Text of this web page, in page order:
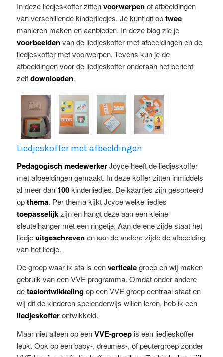
In deze liedjeskoffer zittenvoorwerpenof afbeeldingen
van verschillende kinderliedjes. Je kunt dit optwee
manieren maken en aanbieden. In deze blog zie je
voorbeeldenvan de liedjeskoffer met afbeeldingen en de
liedjeskoffer met voorwerpen. Tevens kun je de
afbeeldingen voor de liedjeskoffer onderaan het bericht
zelfdownloaden.
Liedjeskoffer met afbeeldingen
Pedagogisch medewerkerJoyce heeft de liedjeskoffer
met afbeeldingen gemaakt. In deze koffer zitten inmiddels
al meer dan 100kinderliedjes. De kaartjes zijn gesorteerd
opthema. Per thema kijkt Joyce welke liedjes
toepasselijkzijn en hangt deze aan een kleine
sleutelhanger met een ringetje. Aan de ene zijde staat het
liedjeuitgeschrevenen aan de andere zijde de afbeelding
van het liedje.
De groep waar ik sta is eenverticalegroep en wij maken
gebruik van een VVE programma. Omdat onder andere
detaalontwikkelingop een VVE groep centraal staat en
wij dit de kinderen spelenderwijs willen leren, heb ik een
liedjeskofferontwikkeld.
Maar niet alleen op eenVVE-groepis een liedjeskoffer
leuk. Ook op een baby-, dreumes-, of peutergroep zonder